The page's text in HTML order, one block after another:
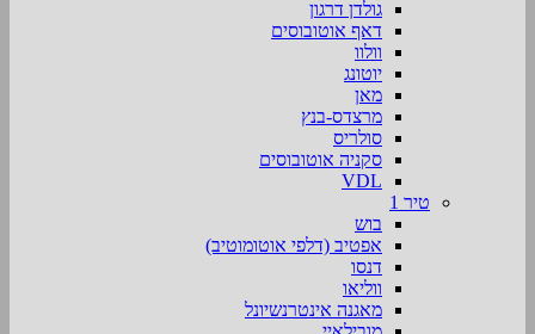
גולדן דרגון
דאף אוטובוסים
וולוו
יוטונג
מאן
מרצדס-בנץ
סולריס
סקניה אוטובוסים
VDL
טיר 1
בוש
אפטיב (דלפי אוטומוטיב)
דנסו
ווליאו
מאגנה אינטרנשיונל